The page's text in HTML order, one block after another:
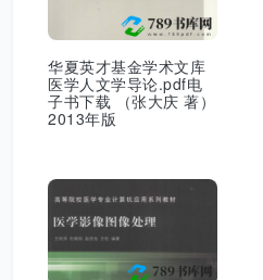
华夏英才基金学术文库
医学人文学导论.pdf电
子书下载 （张大庆 著）
2013年版